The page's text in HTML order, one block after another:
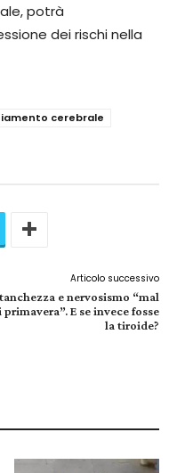
potrà
dei rischi nella
cerebrale
Articolo successivo
e nervosismo “mal
primavera”. E se invece fosse
la tiroide?